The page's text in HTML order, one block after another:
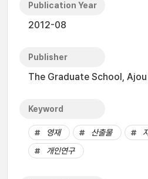
Publication Year
2012-08
Publisher
The Graduate School,
Keyword
영재 산출물
개인연구